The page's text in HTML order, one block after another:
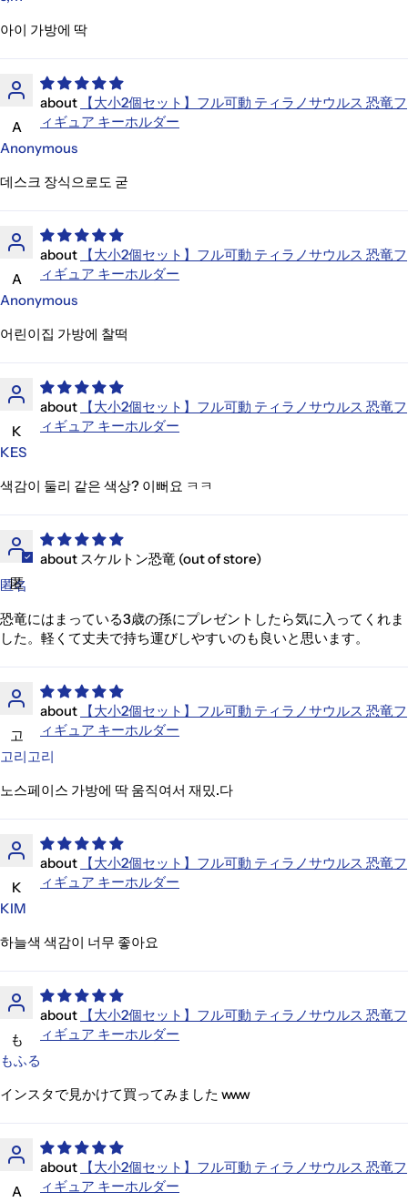
아이 가방에 딱
A
【大小2個セット】フル可動 ティラノサウルス 恐竜フ
ィギュア キーホルダー
Anonymous
데스크 장식으로도 굳
A
【大小2個セット】フル可動 ティラノサウルス 恐竜フ
ィギュア キーホルダー
Anonymous
어린이집 가방에 찰떡
K
【大小2個セット】フル可動 ティラノサウルス 恐竜フ
ィギュア キーホルダー
KES
색감이 둘리 같은 색상? 이뻐요 ㅋㅋ
匿
スケルトン恐竜
匿名
恐竜にはまっている3歳の孫にプレゼントしたら気に入ってくれま
した。軽くて丈夫で持ち運びしやすいのも良いと思います。
고
【大小2個セット】フル可動 ティラノサウルス 恐竜フ
ィギュア キーホルダー
고리고리
노스페이스 가방에 딱 움직여서 재밌.다
K
【大小2個セット】フル可動 ティラノサウルス 恐竜フ
ィギュア キーホルダー
KIM
하늘색 색감이 너무 좋아요
も
【大小2個セット】フル可動 ティラノサウルス 恐竜フ
ィギュア キーホルダー
もふる
インスタで見かけて買ってみました www
A
【大小2個セット】フル可動 ティラノサウルス 恐竜フ
ィギュア キーホルダー